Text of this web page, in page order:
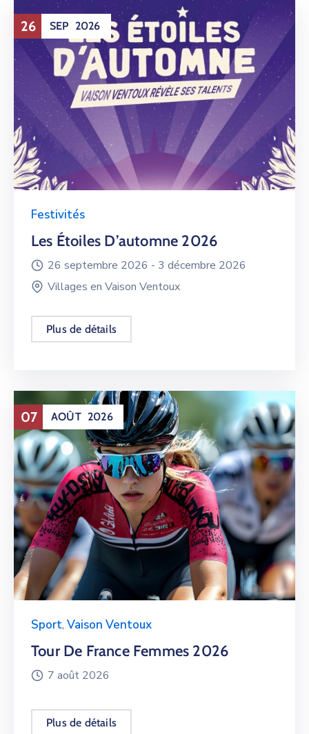
26 SEP 2026
Festivités
Les Étoiles D’automne 2026
26 septembre 2026 - 3 décembre 2026
Villages en Vaison Ventoux
Plus de détails
07 AOÛT 2026
Sport, Vaison Ventoux
Tour De France Femmes 2026
7 août 2026
Plus de détails